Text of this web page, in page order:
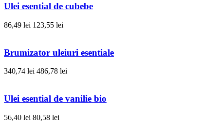
Ulei esential de cubebe
86,49 lei 123,55 lei
Brumizator uleiuri esentiale
340,74 lei 486,78 lei
Ulei esential de vanilie bio
56,40 lei 80,58 lei